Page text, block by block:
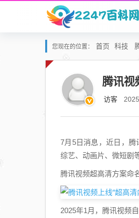
您现在的位置： 首页 科技
腾讯视
访客
7月5日消息，近日，腾
综艺、动画片、微短剧
腾讯视频超高清方案命
2025年1月，腾讯视频